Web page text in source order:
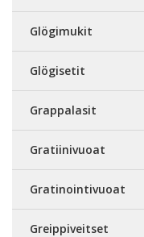
Glögimukit
Glögisetit
Grappalasit
Gratiinivuoat
Gratinointivuoat
Greippiveitset